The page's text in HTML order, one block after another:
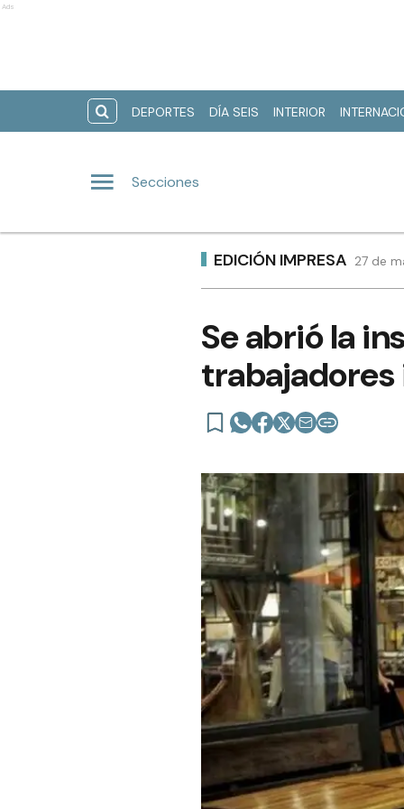
Ads
DEPORTES DÍA SEIS INTERIOR
Secciones
EDICIÓN IMPRESA 27 de
Se abrió la